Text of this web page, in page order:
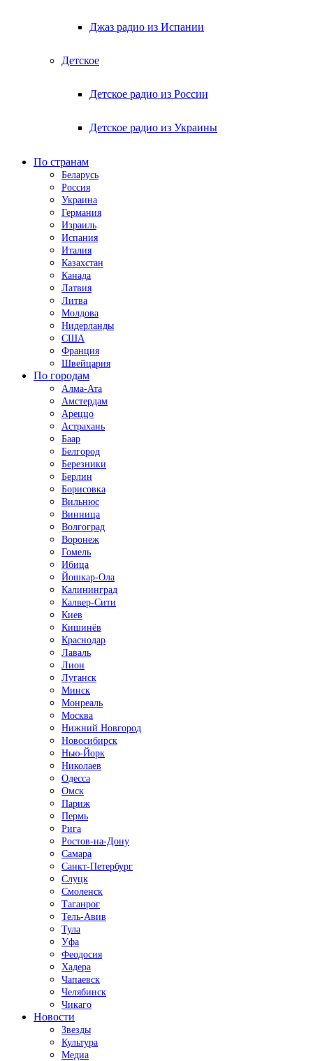
Джаз радио из Испании
Детское
Детское радио из России
Детское радио из Украины
По странам
Беларусь
Россия
Украина
Германия
Израиль
Испания
Италия
Казахстан
Канада
Латвия
Литва
Молдова
Нидерланды
США
Франция
Швейцария
По городам
Алма-Ата
Амстердам
Ареццо
Астрахань
Баар
Белгород
Березники
Берлин
Борисовка
Вильнюс
Винница
Волгоград
Воронеж
Гомель
Ибица
Йошкар-Ола
Калининград
Калвер-Сити
Киев
Кишинёв
Краснодар
Лаваль
Лион
Луганск
Минск
Монреаль
Москва
Нижний Новгород
Новосибирск
Нью-Йорк
Николаев
Одесса
Омск
Париж
Пермь
Рига
Ростов-на-Дону
Самара
Санкт-Петербург
Слуцк
Смоленск
Таганрог
Тель-Авив
Тула
Уфа
Феодосия
Хадера
Чапаевск
Челябинск
Чикаго
Новости
Звезды
Культура
Медиа